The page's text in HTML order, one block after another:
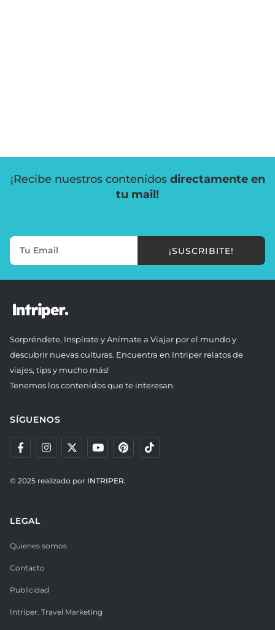
¡Recibe nuestros contenidos directamente en
tu mail!
¡SUSCRIBITE!
Sorpréndete, Inspírate y Anímate a Viajar por el mundo y
descubrir nuevas culturas. Encuentra en Intriper relatos de
viajes, tips y mucho más!
Tenemos los contenidos que te interesan.
SÍGUENOS
© 2025 realizado por INTRIPER.
LEGAL
Quienes somos
Contacto
Publicidad
Intriper. Travel Marketing